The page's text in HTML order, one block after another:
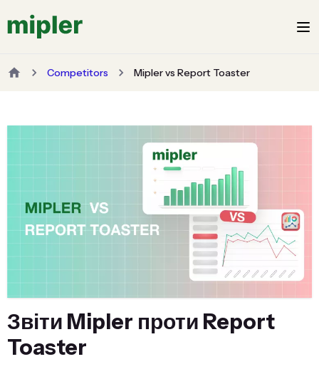
Competitors Mipler vs Report Toaster
Звіти Mipler проти Report
Toaster